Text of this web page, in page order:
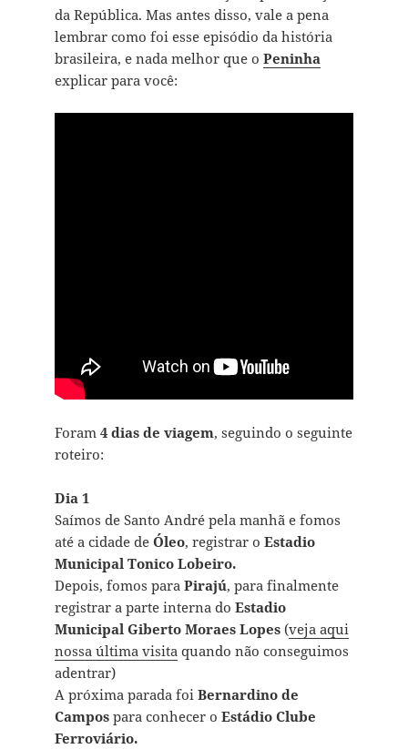
da República. Mas antes disso, vale a pena
lembrar como foi esse episódio da história
brasileira, e nada melhor que o Peninha
explicar para você:
Foram 4 dias de viagem, seguindo o seguinte
roteiro:
Dia 1
Saímos de Santo André pela manhã e fomos
até a cidade de Óleo, registrar o Estadio
Municipal Tonico Lobeiro.
Depois, fomos para Pirajú, para finalmente
registrar a parte interna do Estadio
Municipal Giberto Moraes Lopes(veja aqui
nossa última visitaquando não conseguimos
adentrar)
A próxima parada foi Bernardino de
Campospara conhecer o Estádio Clube
Ferroviário.